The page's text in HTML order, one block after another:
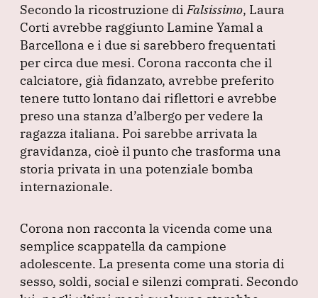
Secondo la ricostruzione di Falsissimo, Laura
Corti avrebbe raggiunto Lamine Yamal a
Barcellona e i due si sarebbero frequentati
per circa due mesi. Corona racconta che il
calciatore, già fidanzato, avrebbe preferito
tenere tutto lontano dai riflettori e avrebbe
preso una stanza d’albergo per vedere la
ragazza italiana. Poi sarebbe arrivata la
gravidanza, cioè il punto che trasforma una
storia privata in una potenziale bomba
internazionale.
Corona non racconta la vicenda come una
semplice scappatella da campione
adolescente. La presenta come una storia di
sesso, soldi, social e silenzi comprati. Secondo